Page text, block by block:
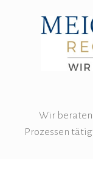
Wir beraten
Prozessen